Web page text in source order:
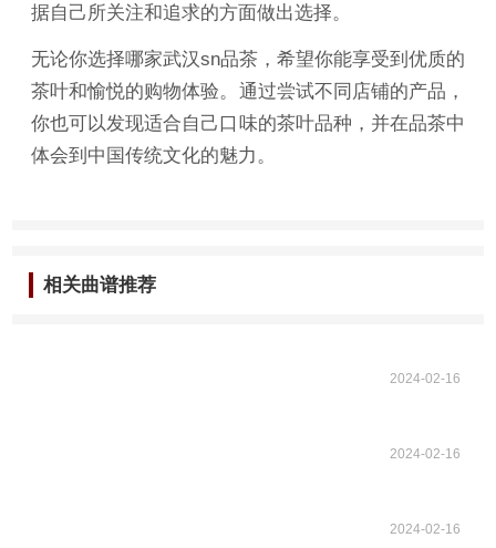
据自己所关注和追求的方面做出选择。
无论你选择哪家武汉sn品茶，希望你能享受到优质的
茶叶和愉悦的购物体验。通过尝试不同店铺的产品，
你也可以发现适合自己口味的茶叶品种，并在品茶中
体会到中国传统文化的魅力。
相关曲谱推荐
2024-02-16
2024-02-16
2024-02-16